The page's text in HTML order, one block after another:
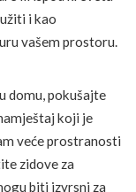
i kao
vašem prostoru.
domu, pokušajte
koji je
veće prostranosti
zidove za
biti izvrsni za